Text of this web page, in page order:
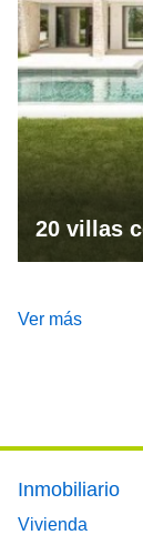
20 villas
Ver más
Footer main
Inmobiliario
Vivienda